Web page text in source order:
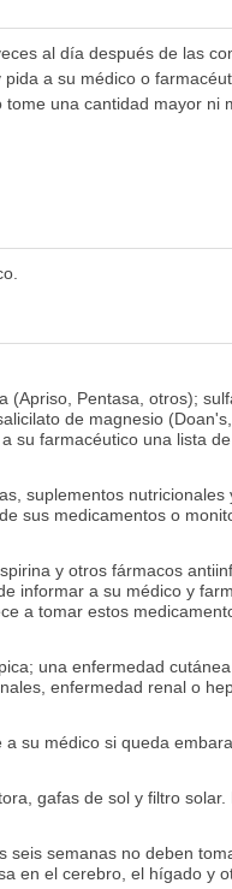
al día después de las
a su médico o
una cantidad mayor ni
(Apriso, Pentasa, otros);
de magnesio
su farmacéutico una lista
suplementos nutricionales
sus medicamentos o
y otros fármacos
informar a su médico y
a tomar estos
una enfermedad
enfermedad renal o
su médico si queda
gafas de sol y filtro solar.
seis semanas no deben
en el cerebro, el hígado y